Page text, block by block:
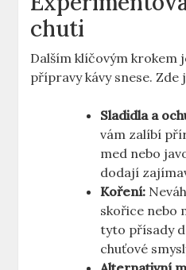
chuti
Dalším klíčovým krokem
přípravy kávy snese. Zde
Sladidla a
vám zalíbí
‌med nebo
‌dodají
Koření:
skořice nebo
tyto přísady
chuťové